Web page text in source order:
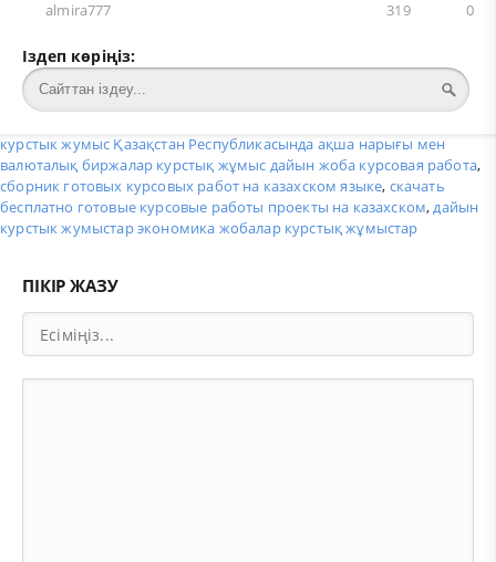
almira777 0
319
Іздеп көріңіз:
курстык жумыс Қазақстан Республикасында ақша нарығы мен
валюталық биржалар курстық жұмыс дайын жоба курсовая работа,
сборник готовых курсовых работ на казахском языке, скачать
бесплатно готовые курсовые работы проекты на казахском,дайын
курстык жумыстар экономика жобалар курстық жұмыстар
ПІКІР ЖАЗУ